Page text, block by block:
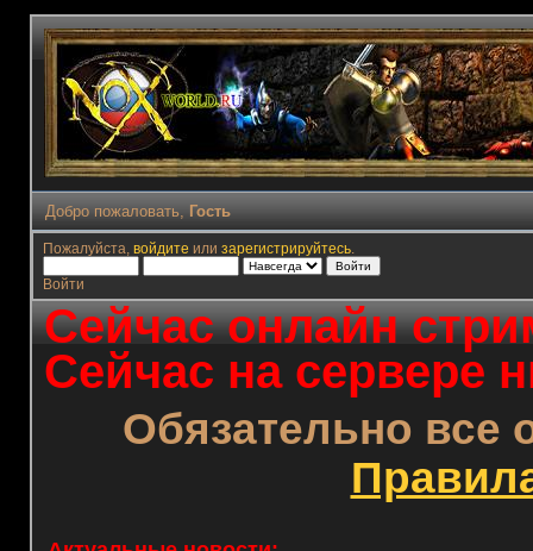
Добро пожаловать, Гость
Пожалуйста, войдите или зарегистрируйтесь.
Войти
Сейчас онлайн
Сейчас на сервере
Обязательно все